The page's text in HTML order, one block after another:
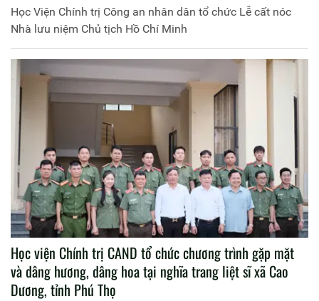
Học Viện Chính trị Công an nhân dân tổ chức Lễ cất nóc
Nhà lưu niệm Chủ tịch Hồ Chí Minh
Học viện Chính trị CAND tổ chức chương trình gặp mặt
và dâng hương, dâng hoa tại nghĩa trang liệt sĩ xã Cao
Dương, tỉnh Phú Thọ